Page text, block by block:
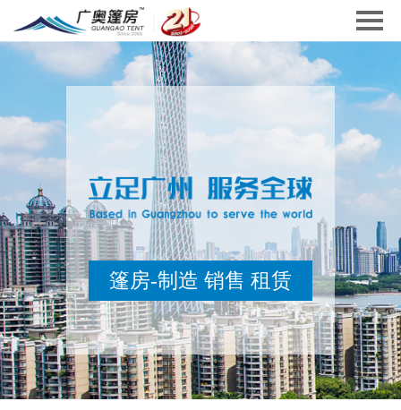
篷房-制造 销售 租赁